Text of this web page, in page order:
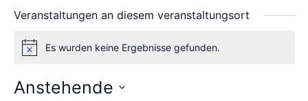
Veranstaltungen an diesem veranstaltungsort
HinweisEs wurden keine Ergebnisse gefunden.
Anstehende